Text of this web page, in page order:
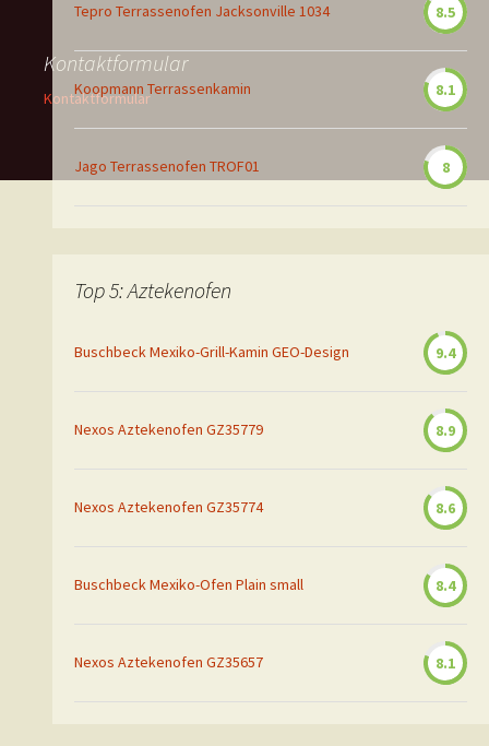
Tepro Terrassenofen Jacksonville 1034 8.5
Koopmann Terrassenkamin 8.1
Jago Terrassenofen TROF01 8
Top 5: Aztekenofen
Buschbeck Mexiko-Grill-Kamin GEO-Design 9.4
Nexos Aztekenofen GZ35779 8.9
Nexos Aztekenofen GZ35774 8.6
Buschbeck Mexiko-Ofen Plain small 8.4
Nexos Aztekenofen GZ35657 8.1
Kontaktformular
Kontaktformular